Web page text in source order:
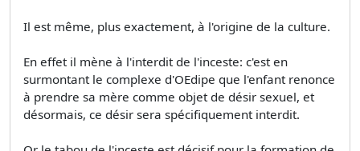
Il est même, plus exactement, à l'origine de la culture.
En effet il mène à l'interdit de l'inceste: c'est en
surmontant le complexe d'OEdipe que l'enfant renonce
à prendre sa mère comme objet de désir sexuel, et
désormais, ce désir sera spécifiquement interdit.